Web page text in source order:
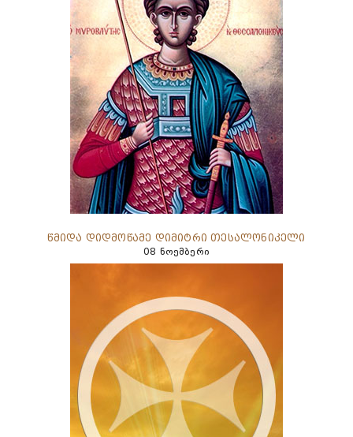
წმიდა დიდმოწამე დიმიტრი თესალონიკელი
08 ნოემბერი